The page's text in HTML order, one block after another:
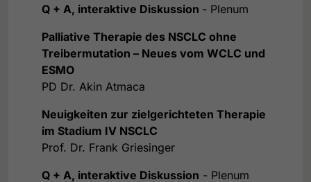
Q + A, interaktive Diskussion - Plenum
Palliative Therapie des NSCLC ohne
Treibermutation – Neues vom WCLC und
ESMO
PD Dr. Akin Atmaca
Neuigkeiten zur zielgerichteten Therapie
im Stadium IV NSCLC
Prof. Dr. Frank Griesinger
Q + A, interaktive Diskussion - Plenum